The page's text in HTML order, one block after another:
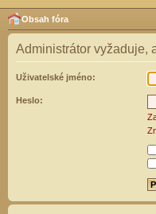
Obsah fóra
Administrátor vyžaduje,
Uživatelské jméno:
Heslo: